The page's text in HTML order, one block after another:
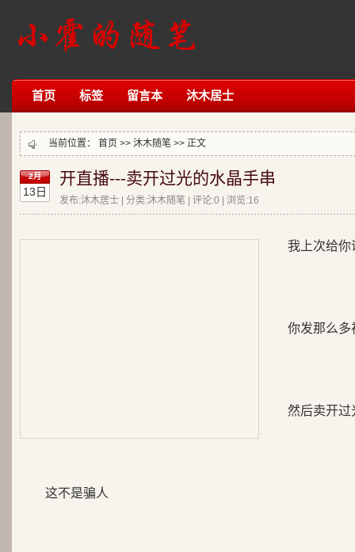
首页 标签 留言本 沐木居士
当前位置： 首页 >> 沐木随笔 >> 正文
2月
13日
开直播---卖开过光的水晶手串
发布:沐木居士 | 分类:沐木随笔 | 评论:0 | 浏览:16
我上次给你
你发那么多
然后卖开过
这不是骗人